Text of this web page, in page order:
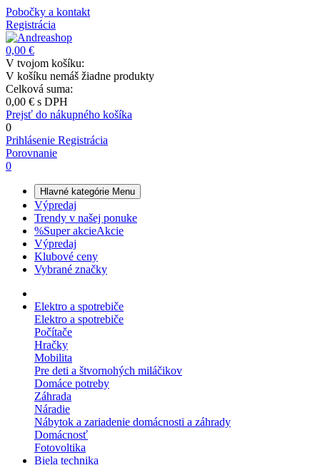
Pobočky a kontakt
Registrácia
0,00 €
V tvojom košíku:
V košíku nemáš žiadne produkty
Celková suma:
0,00 € s DPH
Prejsť do nákupného košíka
0
Prihlásenie Registrácia
Porovnanie
0
Hlavné kategórie Menu
Výpredaj
Trendy v našej ponuke
%Super akcieAkcie
Výpredaj
Klubové ceny
Vybrané značky
Elektro a spotrebiče
Elektro a spotrebiče
Počítače
Hračky
Mobilita
Pre deti a štvornohých miláčikov
Domáce potreby
Záhrada
Náradie
Nábytok a zariadenie domácnosti a záhrady
Domácnosť
Fotovoltika
Biela technika